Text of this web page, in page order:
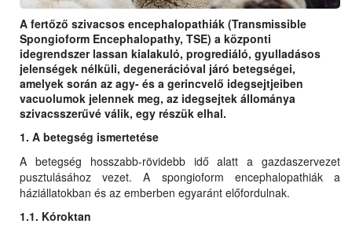
A fertőző szivacsos encephalopathiák (Transmissible
Spongioform Encephalopathy, TSE) a központi
idegrendszer lassan kialakuló, progrediáló, gyulladásos
jelenségek nélküli, degenerációval járó betegségei,
amelyek során az agy- és a gerincvelő idegsejtjeiben
vacuolumok jelennek meg, az idegsejtek állománya
szivacsszerűvé válik, egy részük elhal.
1. A betegség ismertetése
A betegség hosszabb-rövidebb idő alatt a gazdaszervezet
pusztulásához vezet. A spongioform encephalopathiák a
háziállatokban és az emberben egyaránt előfordulnak.
1.1. Kóroktan